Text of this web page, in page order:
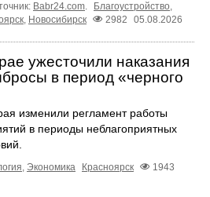
Babr24.com. Благоустройство,
, Новосибирск 2982 05.08.2026
ужесточили наказания
в период «черного
изменили регламент работы
в периоды неблагоприятных
, Экономика Красноярск
1943